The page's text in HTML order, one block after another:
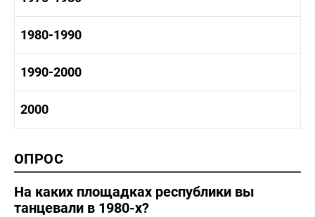
1960-1970 промышленность
1960-1970 культура
1970-1980 история
1970-1980 культура
1970 - 1980 быт
1980-1990
1980 -1990 история
1980-1990 культура
1990-2000
1990-2000 культура
2000
2000 промышленность
2000 культура
ОПРОС
На каких площадках республики вы
танцевали в 1980-х?